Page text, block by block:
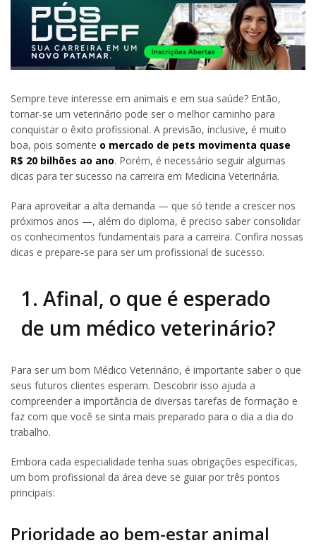
Sempre teve interesse em animais e em sua saúde? Então,
tornar-se um veterinário pode ser o melhor caminho para
conquistar o êxito profissional. A previsão, inclusive, é muito
boa, pois somente o mercado de pets movimenta quase
R$ 20 bilhões ao ano. Porém, é necessário seguir algumas
dicas para ter sucesso na carreira em Medicina Veterinária.
Para aproveitar a alta demanda — que só tende a crescer nos
próximos anos —, além do diploma, é preciso saber consolidar
os conhecimentos fundamentais para a carreira. Confira nossas
dicas e prepare-se para ser um profissional de sucesso.
1. Afinal, o que é esperado
de um médico veterinário?
Para ser um bom Médico Veterinário, é importante saber o que
seus futuros clientes esperam. Descobrir isso ajuda a
compreender a importância de diversas tarefas de formação e
faz com que você se sinta mais preparado para o dia a dia do
trabalho.
Embora cada especialidade tenha suas obrigações específicas,
um bom profissional da área deve se guiar por três pontos
principais:
Prioridade ao bem-estar animal